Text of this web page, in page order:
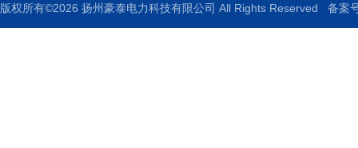
版权所有©2026 扬州豪泰电力科技有限公司 All Rights Reserved 备案